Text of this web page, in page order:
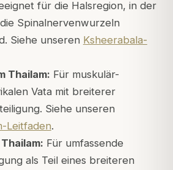
für die Halsregion, in der
Spinalnervenwurzeln
Siehe unseren Ksheerabala-
Thailam: Für muskulär-
Vata mit breiterer
Siehe unseren
Leitfaden.
Für umfassende
als Teil eines breiteren